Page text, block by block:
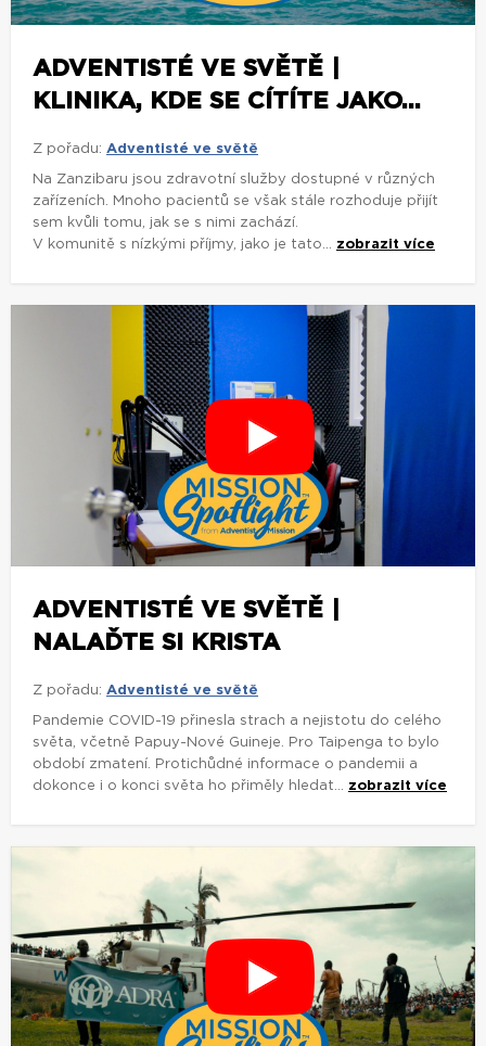
ADVENTISTÉ VE SVĚTĚ |
KLINIKA, KDE SE CÍTÍTE JAKO...
Z pořadu: Adventisté ve světě
Na Zanzibaru jsou zdravotní služby dostupné v různých
zařízeních. Mnoho pacientů se však stále rozhoduje přijít
sem kvůli tomu, jak se s nimi zachází.
V komunitě s nízkými příjmy, jako je tato... zobrazit více
ADVENTISTÉ VE SVĚTĚ |
NALAĎTE SI KRISTA
Z pořadu: Adventisté ve světě
Pandemie COVID-19 přinesla strach a nejistotu do celého
světa, včetně Papuy-Nové Guineje. Pro Taipenga to bylo
období zmatení. Protichůdné informace o pandemii a
dokonce i o konci světa ho přiměly hledat... zobrazit více